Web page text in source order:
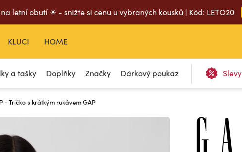
letní obutí ☀ - snižte si cenu u vybraných kousků | Kód: LETO20
a tašky Doplňky Značky Dárkový poukaz Slevy
KLUCI HOME
- Tričko s krátkým rukávem GAP